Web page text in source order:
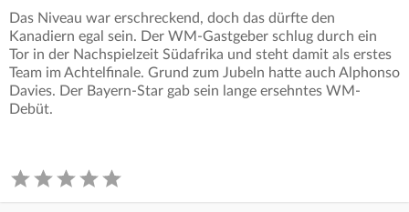
Das Niveau war erschreckend, doch das dürfte den
Kanadiern egal sein. Der WM-Gastgeber schlug durch ein
Tor in der Nachspielzeit Südafrika und steht damit als erstes
Team im Achtelfinale. Grund zum Jubeln hatte auch Alphonso
Davies. Der Bayern-Star gab sein lange ersehntes WM-
Debüt.